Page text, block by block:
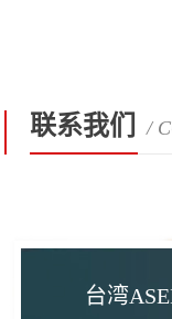
联系我们 /
台湾